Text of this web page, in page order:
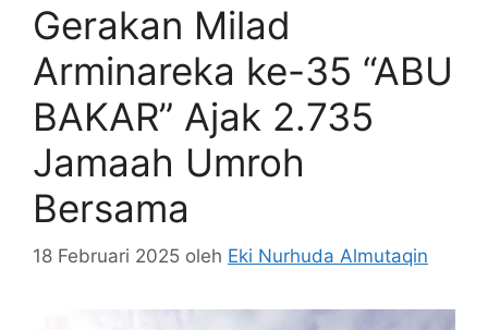
Gerakan Milad
Arminareka ke-35 “ABU
BAKAR” Ajak 2.735
Jamaah Umroh
Bersama
18 Februari 2025 oleh Eki Nurhuda Almutaqin